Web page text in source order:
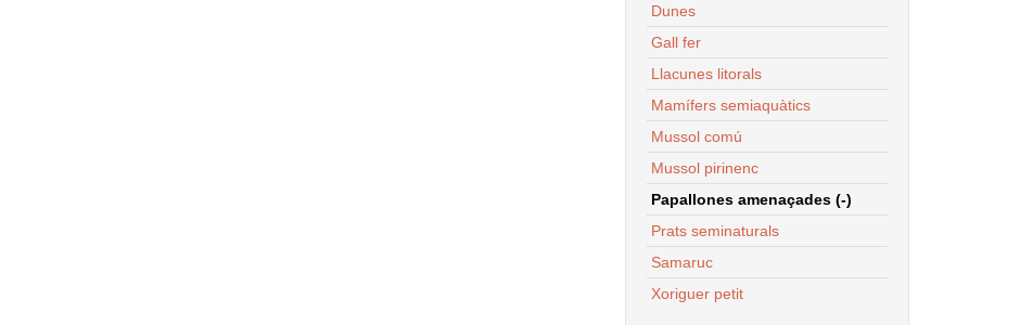
Dunes
Gall fer
Llacunes litorals
Mamífers semiaquàtics
Mussol comú
Mussol pirinenc
Papallones amenaçades (-)
Prats seminaturals
Samaruc
Xoriguer petit